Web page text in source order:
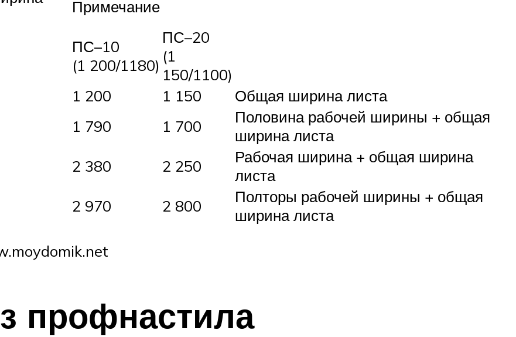
Примечание
ПС–10
(1 200/1180)
ПС–20
(1
150/1100)
1 200 1 150
Общая ширина листа
1 790 1 700
Половина рабочей ширины + общая
ширина листа
2 380 2 250
Рабочая ширина + общая ширина
листа
2 970 2 800
Полторы рабочей ширины + общая
ширина листа
профнастила